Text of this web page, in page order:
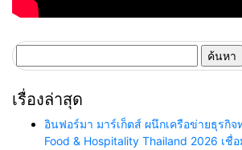
สำหรับ:
เรื่องล่าสุด
อินฟอร์มา มาร์เก็ตส์ ผนึกเครือข่ายธุรกิจ
Food & Hospitality Thailand 2026 เชื่